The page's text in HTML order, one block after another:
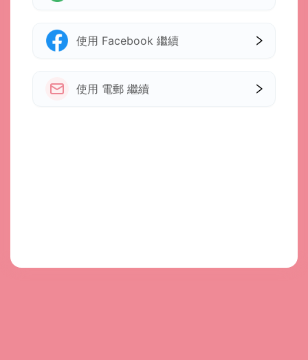
使用 Facebook 繼續
使用 電郵 繼續